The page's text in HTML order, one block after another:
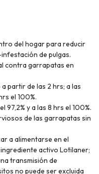
del hogar para reducir
de pulgas.
contra garrapatas en
partir de las 2 hrs; a las
el 100%.
97,2% y a las 8 hrs el 100%.
de las garrapatas sin
a alimentarse en el
activo Lotilaner;
transmisión de
no puede ser excluida